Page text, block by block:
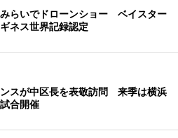
らいでドローンショー ベイスター
ネス世界記録認定
スが中区長を表敬訪問 来季は横浜
合開催